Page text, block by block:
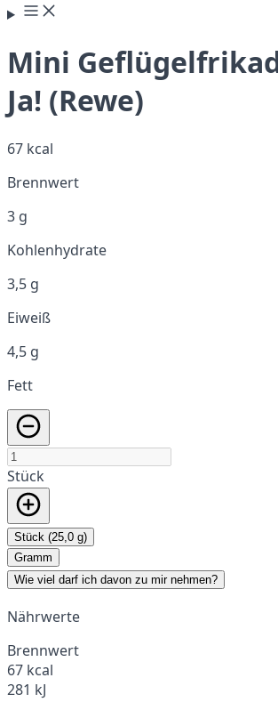
Mini
Ja! (Rewe)
67 kcal
Brennwert
3 g
Kohlenhydrate
3,5 g
Eiweiß
4,5 g
Fett
Stück
Stück (25,0 g)
Gramm
Wie viel darf ich davon zu mir nehmen?
Nährwerte
Brennwert
67 kcal
281 kJ